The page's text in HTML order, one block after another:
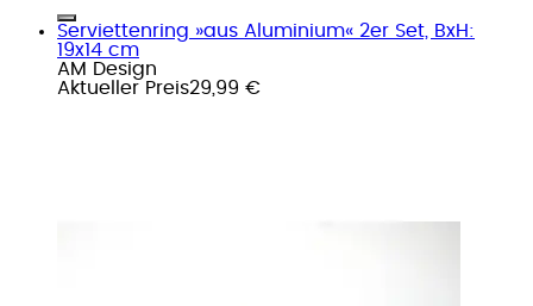
Serviettenring »aus Aluminium« 2er Set, BxH:
19x14 cm
AM Design
Aktueller Preis29,99 €